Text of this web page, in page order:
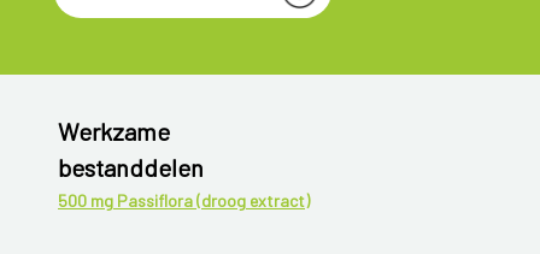
Werkzame
bestanddelen
500 mg Passiflora (droog extract)